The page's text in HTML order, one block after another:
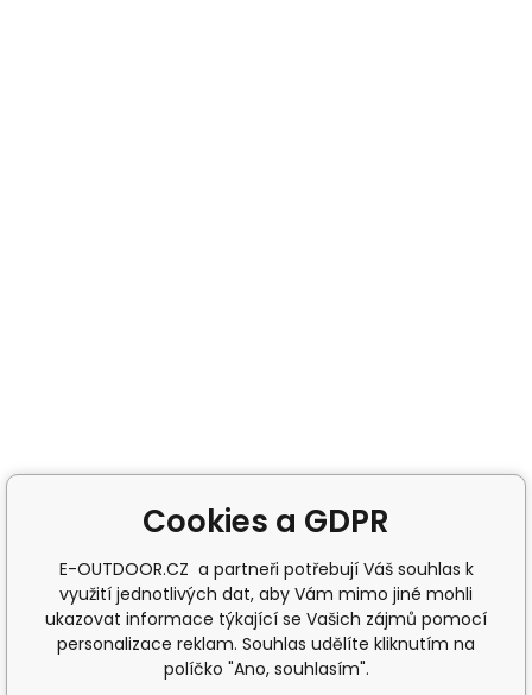
Cookies a GDPR
E-OUTDOOR.CZ a partneři potřebují Váš souhlas k
využití jednotlivých dat, aby Vám mimo jiné mohli
ukazovat informace týkající se Vašich zájmů pomocí
personalizace reklam. Souhlas udělíte kliknutím na
políčko "Ano, souhlasím".